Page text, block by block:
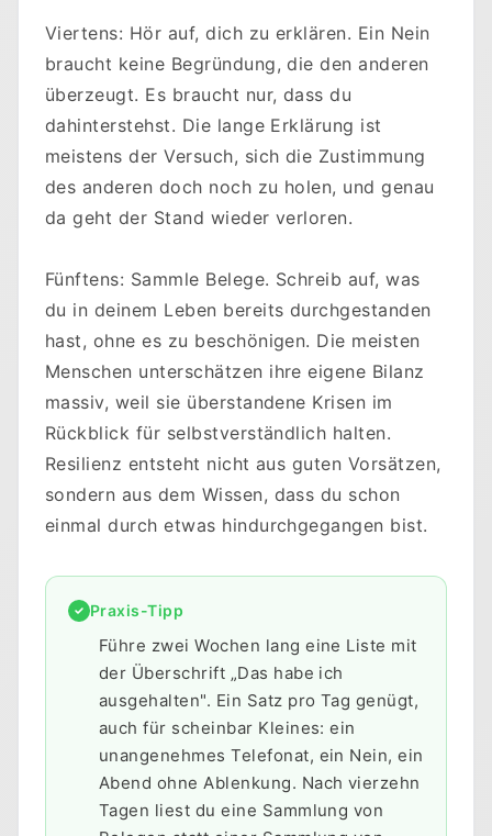
Viertens: Hör auf, dich zu erklären. Ein Nein
braucht keine Begründung, die den anderen
überzeugt. Es braucht nur, dass du
dahinterstehst. Die lange Erklärung ist
meistens der Versuch, sich die Zustimmung
des anderen doch noch zu holen, und genau
da geht der Stand wieder verloren.
Fünftens: Sammle Belege. Schreib auf, was
du in deinem Leben bereits durchgestanden
hast, ohne es zu beschönigen. Die meisten
Menschen unterschätzen ihre eigene Bilanz
massiv, weil sie überstandene Krisen im
Rückblick für selbstverständlich halten.
Resilienz entsteht nicht aus guten Vorsätzen,
sondern aus dem Wissen, dass du schon
einmal durch etwas hindurchgegangen bist.
Praxis-Tipp
Führe zwei Wochen lang eine Liste mit
der Überschrift „Das habe ich
ausgehalten". Ein Satz pro Tag genügt,
auch für scheinbar Kleines: ein
unangenehmes Telefonat, ein Nein, ein
Abend ohne Ablenkung. Nach vierzehn
Tagen liest du eine Sammlung von